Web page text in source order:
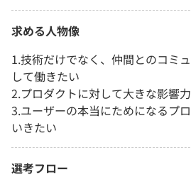
求める人物像
1.技術だけでなく、仲間とのコミ
して働きたい
2.プロダクトに対して大きな影響
3.ユーザーの本当にためになるプ
いきたい
選考フロー